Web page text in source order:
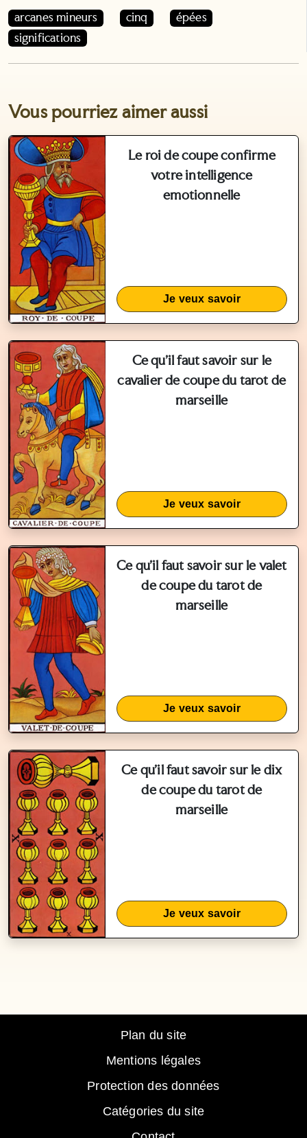
Cet article appartient aux catégories suivantes. Vous
arcanes mineurs cinq
épées
significations
Vous pourriez aimer aussi
Le roi de coupe confirme
votre intelligence
emotionnelle
Je veux savoir
Ce qu'il faut savoir sur le
cavalier de coupe du tarot de
marseille
Je veux savoir
Ce qu'il faut savoir sur le valet
de coupe du tarot de
marseille
Je veux savoir
Ce qu'il faut savoir sur le dix
de coupe du tarot de
marseille
Je veux savoir
Plan du site
Mentions légales
Protection des données
Catégories du site